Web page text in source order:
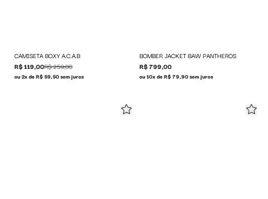
CAMISETA BOXY A.C.A.B
R$ 119,00R$ 259,00
ou 2x de R$ 59,50 sem juros
BOMBER JACKET BAW PANTHEROS
R$ 799,00
ou 10x de R$ 79,90 sem juros